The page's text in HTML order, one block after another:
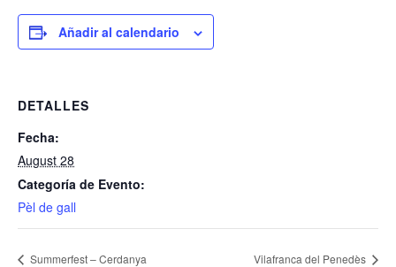
Añadir al calendario
DETALLES
Fecha:
August 28
Categoría de Evento:
Pèl de gall
Summerfest – Cerdanya Vilafranca del Penedès